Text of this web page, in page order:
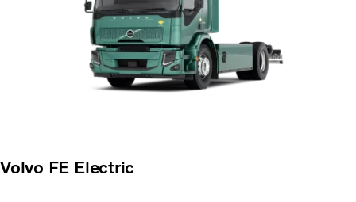
Volvo FE Electric